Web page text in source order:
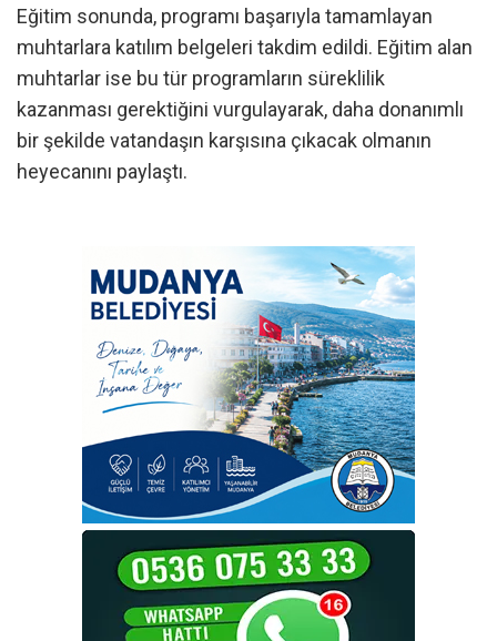
Eğitim sonunda, programı başarıyla tamamlayan
muhtarlara katılım belgeleri takdim edildi. Eğitim alan
muhtarlar ise bu tür programların süreklilik
kazanması gerektiğini vurgulayarak, daha donanımlı
bir şekilde vatandaşın karşısına çıkacak olmanın
heyecanını paylaştı.